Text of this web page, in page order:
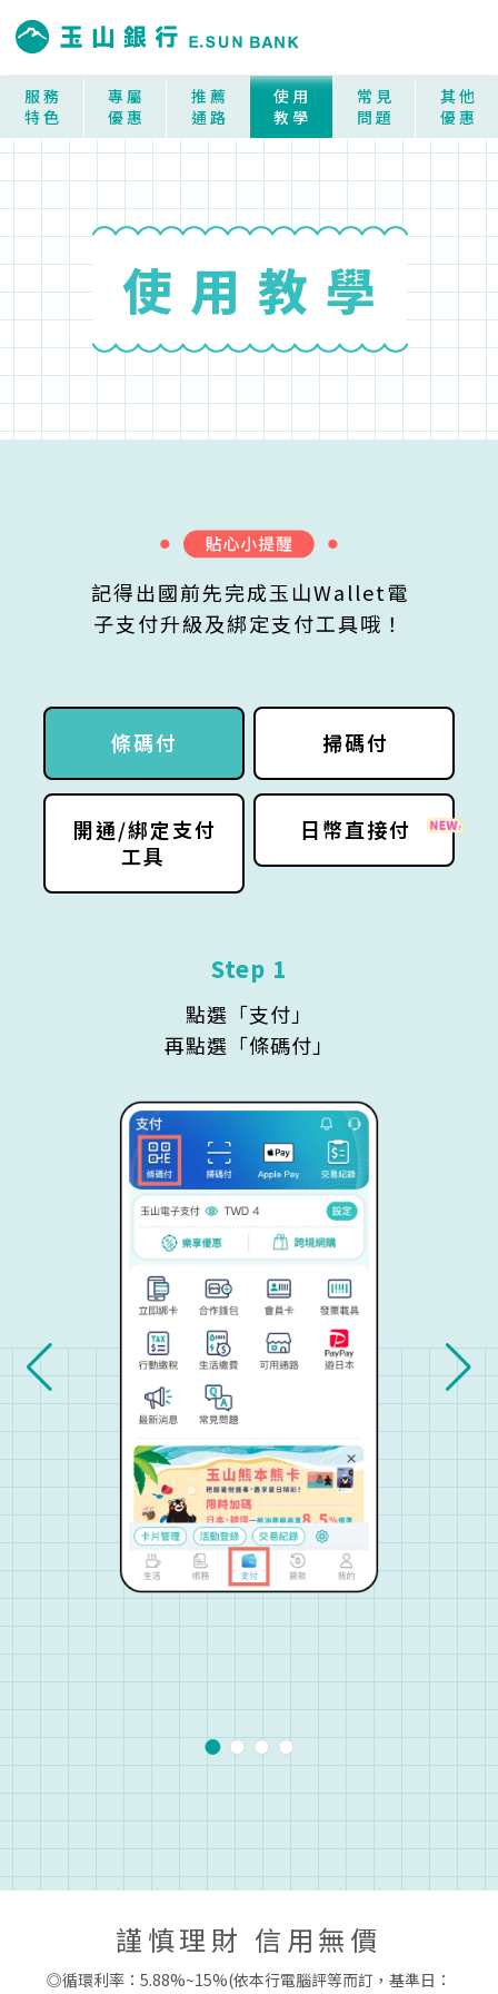
服務
特色
專屬
優惠
推薦
通路
使用
教學
常見
問題
其他
優惠
使用教學
記得出國前先完成玉山Wallet電
子支付升級及綁定支付工具哦！
條碼付 掃碼付
開通/綁定支付
工具
日幣直接付
Step 1
點選「支付」
再點選「條碼付」
謹慎理財 信用無價
◎循環利率：5.88%~15%(依本行電腦評等而訂，基準日：